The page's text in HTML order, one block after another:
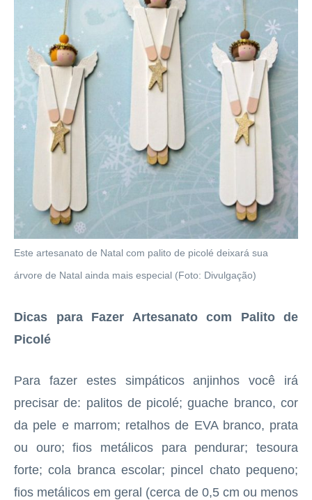
Este artesanato de Natal com palito de picolé deixará sua
árvore de Natal ainda mais especial (Foto: Divulgação)
Dicas para Fazer Artesanato com Palito de
Picolé
Para fazer estes simpáticos anjinhos você irá
precisar de: palitos de picolé; guache branco, cor
da pele e marrom; retalhos de EVA branco, prata
ou ouro; fios metálicos para pendurar; tesoura
forte; cola branca escolar; pincel chato pequeno;
fios metálicos em geral (cerca de 0,5 cm ou menos